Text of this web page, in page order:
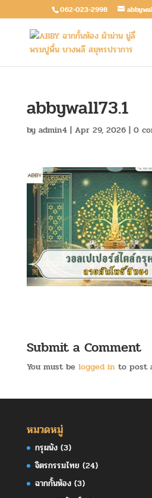
062-023-2998
abbywall73.1
by admin4| Apr 29, 2026| 0
Submit a Comment
You must be logged into post
หมวดหมู่
กรุผนัง(3)
จิตรกรรมไทย (24)
ฉากกั้นห้อง(3)